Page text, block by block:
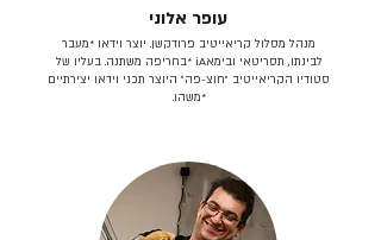
עופר אלוני
מנהל מסלול קריאייטיב פרודקשן. יוצר וידאו *מעבר
לבינתו, תסריטאי וב​ימאiA‎ *בחריפה משתנה. בעליו של
סטודיו הקריאייטיב ״חוצ-פה״ היוצר תכני וידאו יצירתיים
*משהו.